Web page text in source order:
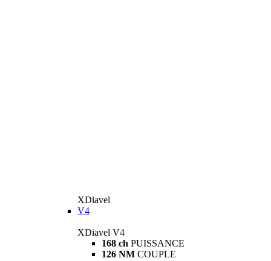
XDiavel
V4
XDiavel V4
168 ch PUISSANCE
126 NM COUPLE